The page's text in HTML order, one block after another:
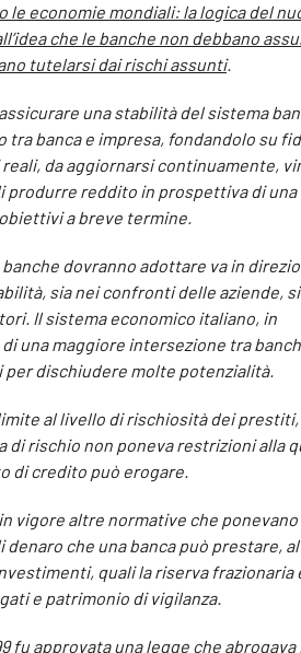
le economie mondiali: la logica del
che le banche non debbano
tutelarsi dai rischi assunti.
una stabilità del sistema
tra banca e impresa, fondandolo su
da aggiornarsi continuamente,
produrre reddito in prospettiva di
a breve termine.
dovranno adottare va in
sia nei confronti delle aziende,
Il sistema economico italiano, in
una maggiore intersezione tra
dischiudere molte potenzialità.
al livello di rischiosità dei prestiti,
di rischio non poneva restrizioni alla
di credito può erogare.
vigore altre normative che
che una banca può prestare,
quali la riserva frazionaria
e patrimonio di vigilanza.
fu approvata una legge che abrogava